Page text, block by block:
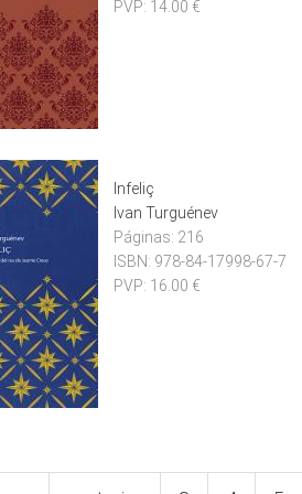
PVP: 14.00 €
Infeliç
Ivan Turguénev
Páginas: 216
ISBN: 978-84-17998-67-7
PVP: 16.00 €